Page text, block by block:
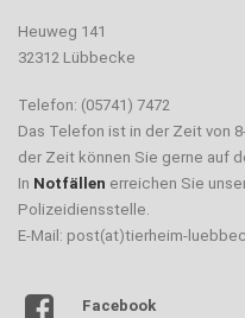
Heuweg 141
32312 Lübbecke
Telefon: (05741) 7472
Das Telefon ist in der Zeit von
der Zeit können Sie gerne auf
In Notfällen erreichen Sie
Polizeidiensstelle.
E-Mail: post(at)tierheim-
Facebook